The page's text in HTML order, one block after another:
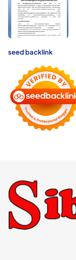
seed backlink